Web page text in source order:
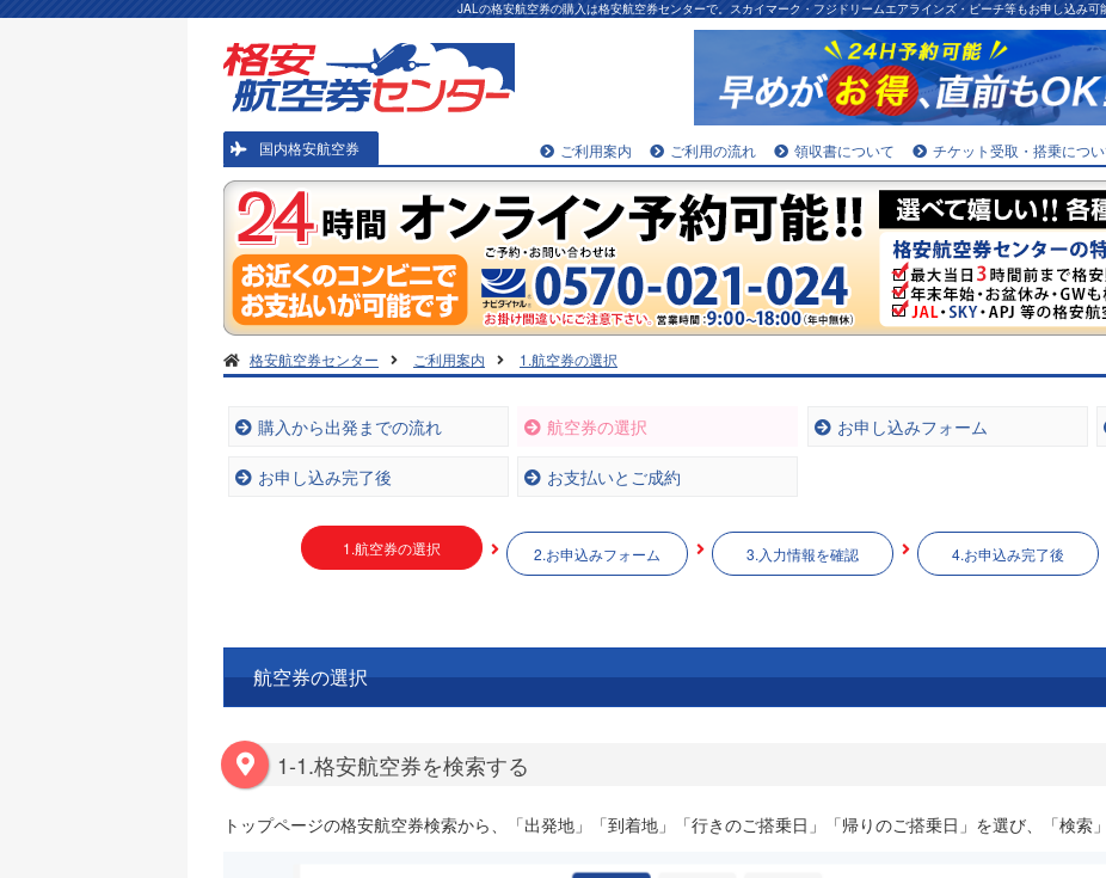
JALの格安航空券の購入は格安航空券センターで。スカイマーク・フジドリームエアラインズ・ピーチ等もお申し込み可
国内格安航空券 ご利用案内 ご利用の流れ 領収書について チケット受取・搭乗につ
格安航空券センター ご利用案内 1.航空券の選択
購入から出発までの流れ 航空券の選択 お申し込みフォーム
お申し込み完了後 お支払いとご成約
1.航空券の選択 2.お申込みフォーム 3.入力情報を確認 4.お申込み完了後
航空券の選択
1-1.格安航空券を検索する
トップページの格安航空券検索から、「出発地」「到着地」「行きのご搭乗日」「帰りのご搭乗日」を選び、「検索